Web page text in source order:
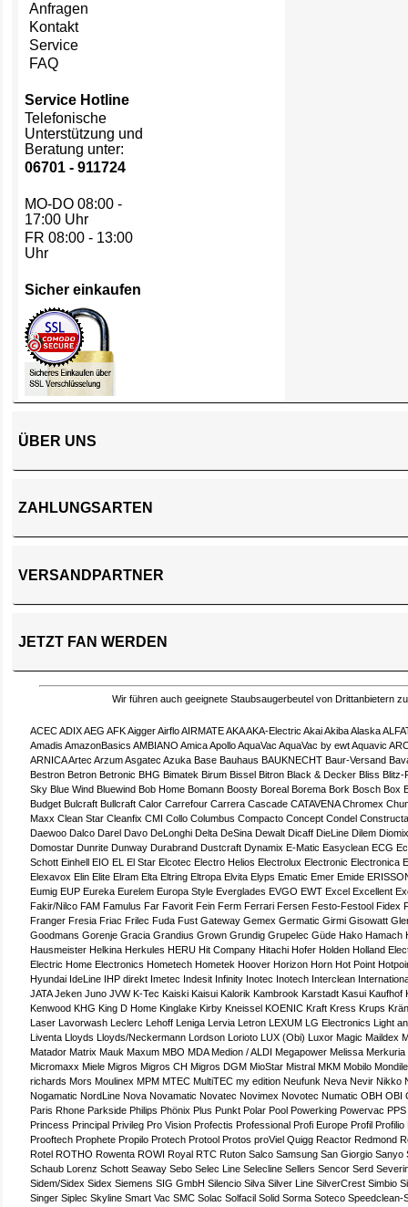
Anfragen
Kontakt
Service
FAQ
Service Hotline
Telefonische
Unterstützung und
Beratung unter:
06701 - 911724
MO-DO 08:00 -
17:00 Uhr
FR 08:00 - 13:00
Uhr
Sicher einkaufen
ÜBER UNS
ZAHLUNGSARTEN
VERSANDPARTNER
JETZT FAN WERDEN
Wir führen auch geeignete Staubsaugerbeutel von Drittanbietern
ACECADIXAEG AFKAiggerAirfloAIRMATEAKAAKA-Electric AkaiAkibaAlaska
Amadis AmazonBasics AMBIANO AmicaApolloAquaVac AquaVac by ewtAquavic
ARNICAArtec ArzumAsgatec Azuka Base Bauhaus BAUKNECHT Baur-Versand
Bestron Betron Betronic BHG Bimatek Birum Bissel Bitron Black & Decker Bliss Blitz-
Sky Blue Wind Bluewind Bob Home Bomann Boosty Boreal Borema Bork Bosch Box
Budget Bulcraft Bullcraft Calor Carrefour Carrera Cascade CATAVENA Chromex
Maxx Clean Star Cleanfix CMI Collo Columbus Compacto Concept Condel
Daewoo Dalco Darel Davo DeLonghi Delta DeSina Dewalt Dicaff DieLine Dilem
Domostar Dunrite Dunway Durabrand Dustcraft Dynamix E-Matic Easyclean ECG
Schott Einhell EIO EL El Star Elcotec Electro Helios Electrolux Electronic Electronica
Elexavox Elin Elite Elram Elta Eltring Eltropa Elvita Elyps Ematic Emer Emide
Eumig EUP Eureka Eurelem Europa Style Everglades EVGO EWT Excel Excellent
Fakir/Nilco FAM Famulus Far Favorit Fein Ferm Ferrari Fersen Festo-Festool Fidex
Franger Fresia Friac Frilec Fuda Fust Gateway Gemex Germatic Girmi Gisowatt
Goodmans Gorenje Gracia Grandius Grown Grundig Grupelec Güde Hako Hamach
Hausmeister Helkina Herkules HERU Hit Company Hitachi Hofer Holden Holland
Electric Home Electronics Hometech Hometek Hoover Horizon Horn Hot Point
Hyundai IdeLine IHP direkt Imetec Indesit Infinity Inotec Inotech Interclean
JATA Jeken Juno JVW K-Tec Kaiski Kaisui Kalorik Kambrook Karstadt Kasui Kaufhof
Kenwood KHG King D Home Kinglake Kirby Kneissel KOENIC Kraft Kress Krups
Laser Lavorwash Leclerc Lehoff Leniga Lervia Letron LEXUM LG Electronics Light
Liventa Lloyds Lloyds/Neckermann Lordson Lorioto LUX (Obi) Luxor Magic Maildex
Matador Matrix Mauk Maxum MBO MDA Medion / ALDI Megapower Melissa Merkuria
Micromaxx Miele Migros Migros CH Migros DGM MioStar Mistral MKM Mobilo
richards Mors Moulinex MPM MTEC MultiTEC my edition Neufunk Neva Nevir Nikko
Nogamatic NordLine Nova Novamatic Novatec Novimex Novotec Numatic OBH OBI
Paris Rhone Parkside Philips Phönix Plus Punkt Polar Pool Powerking Powervac
Princess Principal Privileg Pro Vision Profectis Professional Profi Europe Profil Profilio
Prooftech Prophete Propilo Protech Protool Protos proViel Quigg Reactor Redmond
Rotel ROTHO Rowenta ROWI Royal RTC Ruton Salco Samsung San Giorgio Sanyo
Schaub Lorenz Schott Seaway Sebo Selec Line Selecline Sellers Sencor Serd
Sidem/Sidex Sidex Siemens SIG GmbH Silencio Silva Silver Line SilverCrest Simbio
Singer Siplec Skyline Smart Vac SMC Solac Solfacil Solid Sorma Soteco Speedclean-